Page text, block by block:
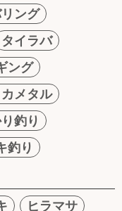
ング
タイラバ
ング
メタル
釣り
釣り
ヒラマサ